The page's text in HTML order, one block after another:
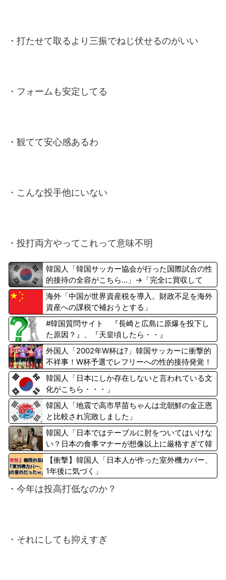
・打たせて取るより三振でねじ伏せるのがいい
・フォームも安定してる
・観てて安心感あるわ
・こんな投手他にいない
・投打両方やってこれって意味不明
韓国人「韓国サッカー協会が行った国際試合の性
的接待の全容がこちら…」→「完全に買収して
る…（ﾌﾞﾙﾌﾞﾙ」＝韓国の反応
海外「中国が世界資産税を導入。財政不足を海外
資産への課税で補おうとする」
#韓国質問サイト 『長崎と広島に原爆を投下し
た原因？』、『天皇頃したら・・』
外国人「2002年W杯は?」韓国サッカーに衝撃的
不祥事！W杯予選でレフリーへの性的接待発覚！
海外騒然！【海外の反応】
韓国人「日本にしか存在しないと言われている文
化がこちら・・・」
韓国人「地震で高市早苗ちゃんは北朝鮮の金正恩
と比較され完敗しました」
韓国人「日本ではテーブルに肘をついてはいけな
い？日本の食事マナーが想像以上に厳格すぎて韓
国人が衝撃！」→「これが日本の食事マナー
か？‥」
【衝撃】韓国人「日本人が作った室外機カバー、
1年後に気づく」
・今年は投高打低なのか？
・それにしても抑えすぎ